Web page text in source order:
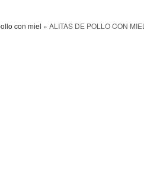
con miel » ALITAS DE POLLO CON MIEL